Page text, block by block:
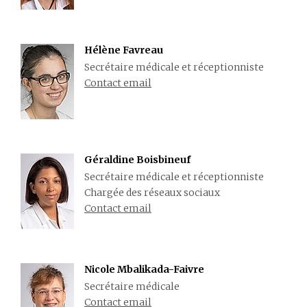
Hélène Favreau
Secrétaire médicale et réceptionniste
Contact email
Géraldine Boisbineuf
Secrétaire médicale et réceptionniste
Chargée des réseaux sociaux
Contact email
Nicole Mbalikada-Faivre
Secrétaire médicale
Contact email